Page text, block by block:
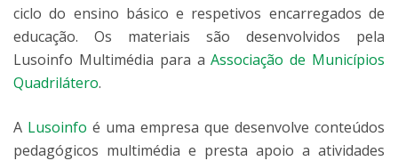
ciclo do ensino básico e respetivos encarregados de
educação. Os materiais são desenvolvidos pela
Lusoinfo Multimédia para aAssociação de Municípios
Quadrilátero.
A Lusoinfo é uma empresa que desenvolve conteúdos
pedagógicos multimédia e presta apoio a atividades